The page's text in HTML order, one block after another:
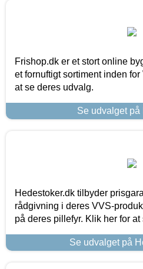
Frishop.dk er et stort online
et fornuftigt sortiment inden
at se deres udvalg.
Se udvalget på
Hedestoker.dk tilbyder
rådgivning i deres VVS-
på deres pillefyr. Klik her for
Se udvalget på